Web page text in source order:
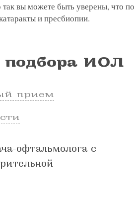
вы можете быть уверены, что
и пресбиопии.
подбора ИОЛ
прием
офтальмолога с